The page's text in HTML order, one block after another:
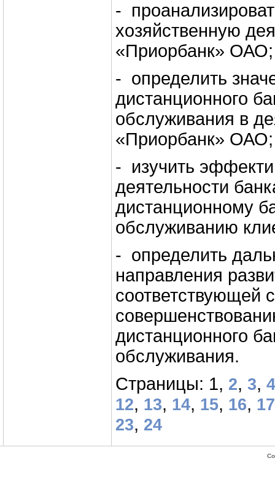
-
хозяйственную
«Приорбанк» ОАО;
- определить
дистанционного
обслуживания в
«Приорбанк» ОАО;
- изучить
деятельности
дистанционному
обслуживанию
- определить
направления
соответствующей
дистанционного
обслуживания.
Страницы: 1, 2, 3, 4
12, 13, 14, 15, 16, 17
23, 24